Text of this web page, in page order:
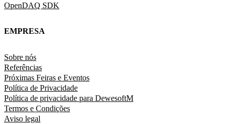
OpenDAQ SDK
EMPRESA
Sobre nós
Referências
Próximas Feiras e Eventos
Política de Privacidade
Política de privacidade para DewesoftM
Termos e Condições
Aviso legal